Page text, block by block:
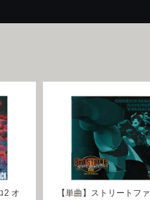
2 オ
【単曲】ストリートフ